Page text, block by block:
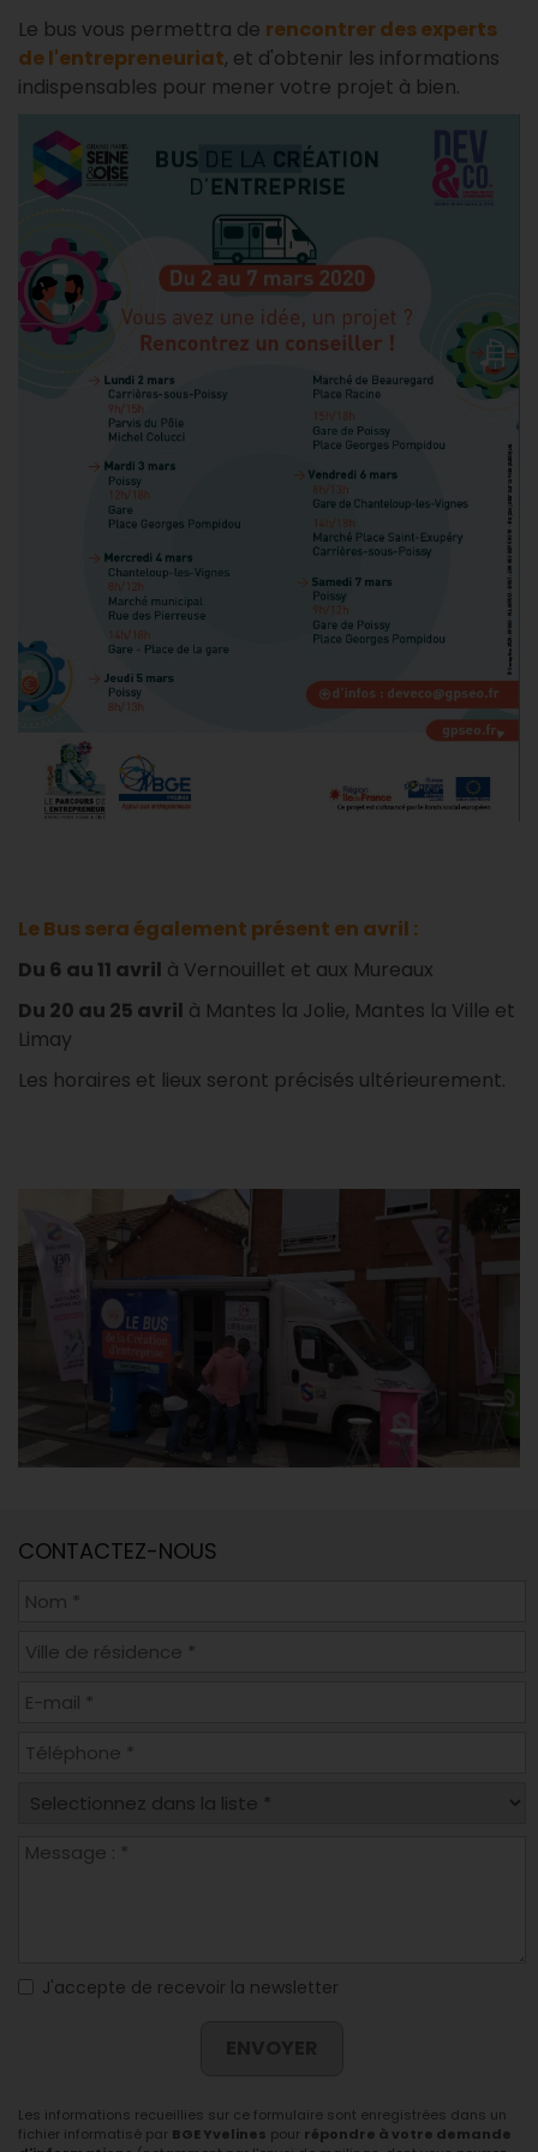
Le bus vous permettra de rencontrer des experts
de l'entrepreneuriat, et d'obtenir les informations
indispensables pour mener votre projet à bien.
Le Bus sera également présent en avril :
Du 6 au 11 avril à Vernouillet et aux Mureaux
Du 20 au 25 avril à Mantes la Jolie, Mantes la Ville et
Limay
Les horaires et lieux seront précisés ultérieurement.
CONTACTEZ-NOUS
J'accepte de recevoir la newsletter
Les informations recueillies sur ce formulaire sont enregistrées dans un
fichier informatisé par BGE Yvelines pour répondre à votre demande